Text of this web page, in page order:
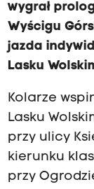
wygrał
Wyścigu
jazda
Lasku
Kolarze
Lasku
przy ulicy
kierunku
przy